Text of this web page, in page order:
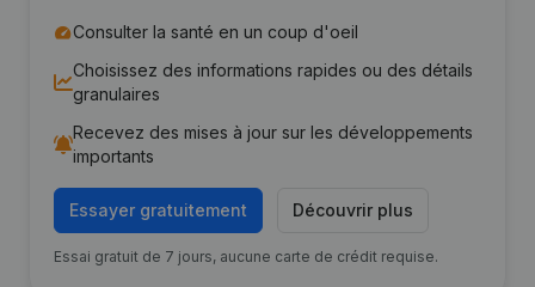
Consulter la santé en un coup d'oeil
Choisissez des informations rapides ou des détails
granulaires
Recevez des mises à jour sur les développements
importants
Essayer gratuitement Découvrir plus
Essai gratuit de 7 jours, aucune carte de crédit requise.